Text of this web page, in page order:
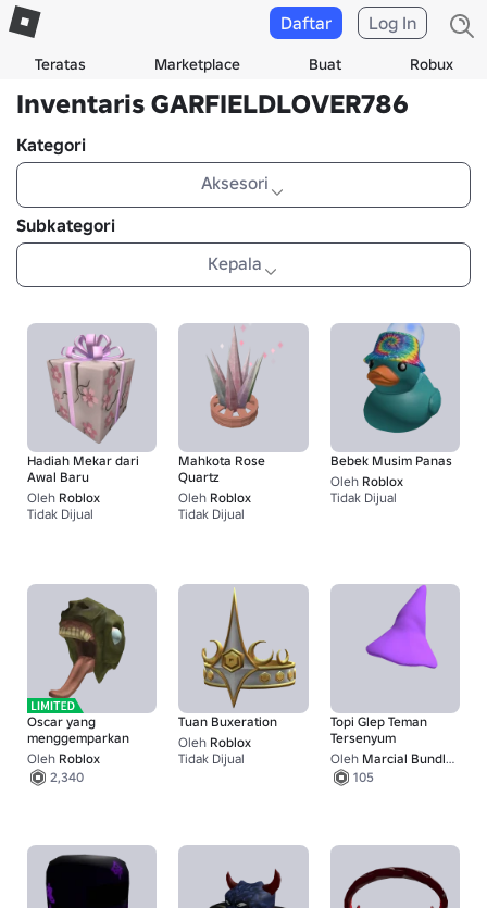
Teratas Marketplace Buat Robux
Daftar Log In
Inventaris GARFIELDLOVER786
Kategori
Aksesori
Subkategori
Kepala
Hadiah Mekar dari
Awal Baru
Oleh Roblox
Tidak Dijual
1
Mahkota Rose
Quartz
Oleh Roblox
Tidak Dijual
Bebek Musim Panas
Oleh Roblox
Tidak Dijual
Oscar yang
menggemparkan
Oleh Roblox
2,340
Tuan Buxeration
Oleh Roblox
Tidak Dijual
1
Topi Glep Teman
Tersenyum
Oleh Marcial Bundle Factory
105